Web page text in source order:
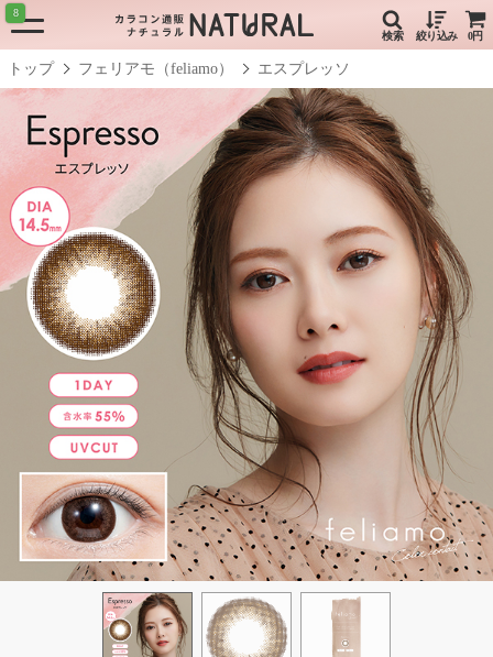
検索 絞り込み 0円
8
トップ フェリアモ（feliamo） エスプレッソ